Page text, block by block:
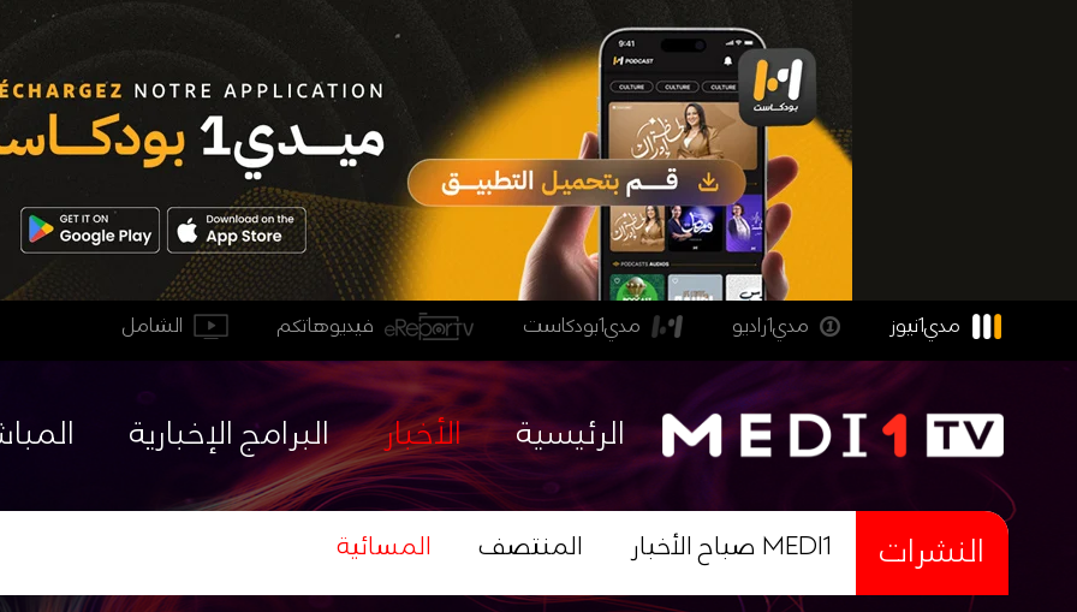
الشامل فيديوهاتكم مدي1بودكاست مدي1راديو مدي1نيوز
البرامج الإخبارية الأخبار الرئيسية
المسائية المنتصف صباح الأخبار MEDI1 النشرات